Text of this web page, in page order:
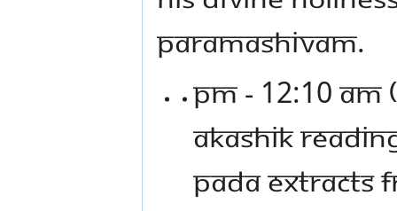
PARAMASHIVAM.
PM - 12:10 AM
AKASHIK
PADA EXTRACTS